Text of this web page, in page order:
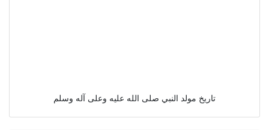
تاريخ مولد النبي صلى الله عليه وعلى آله وسلم